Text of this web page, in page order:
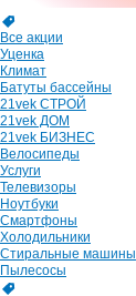
Все акции
Уценка
Климат
Батуты бассейны
21vek СТРОЙ
21vek ДОМ
21vek БИЗНЕС
Велосипеды
Услуги
Телевизоры
Ноутбуки
Смартфоны
Холодильники
Стиральные машины
Пылесосы